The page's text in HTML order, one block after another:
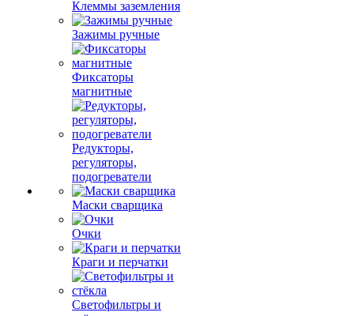
Клеммы заземления
Зажимы ручные
Фиксаторы
магнитные
Редукторы,
регуляторы,
подогреватели
Маски сварщика
Очки
Краги и перчатки
Светофильтры и